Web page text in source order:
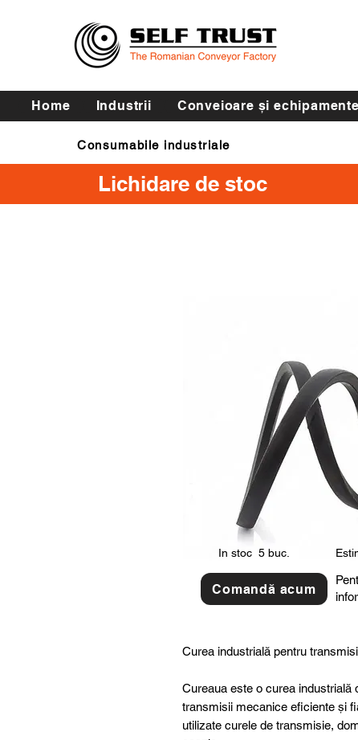
Home Industrii Conveioare și echipamente
Consumabile industriale
Curele de transmisie
Lichidare de stoc
Curea industrială pentru
Cureaua este o curea industrială
transmisii mecanice eficiente și
utilizate curele de transmisie,
In stoc 5 buc.
Comandă acum